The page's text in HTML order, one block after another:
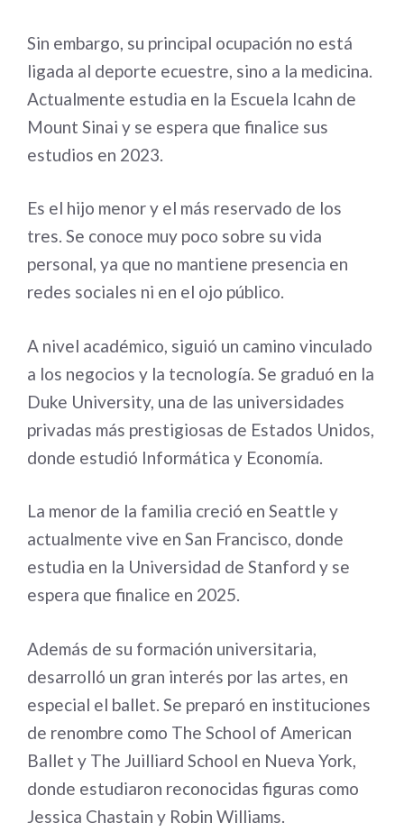
Sin embargo, su principal ocupación no está
ligada al deporte ecuestre, sino a la medicina.
Actualmente estudia en la Escuela Icahn de
Mount Sinai y se espera que finalice sus
estudios en 2023.
Es el hijo menor y el más reservado de los
tres. Se conoce muy poco sobre su vida
personal, ya que no mantiene presencia en
redes sociales ni en el ojo público.
A nivel académico, siguió un camino vinculado
a los negocios y la tecnología. Se graduó en la
Duke University, una de las universidades
privadas más prestigiosas de Estados Unidos,
donde estudió Informática y Economía.
La menor de la familia creció en Seattle y
actualmente vive en San Francisco, donde
estudia en la Universidad de Stanford y se
espera que finalice en 2025.
Además de su formación universitaria,
desarrolló un gran interés por las artes, en
especial el ballet. Se preparó en instituciones
de renombre como The School of American
Ballet y The Juilliard School en Nueva York,
donde estudiaron reconocidas figuras como
Jessica Chastain y Robin Williams.